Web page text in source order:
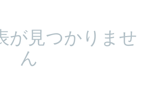
が見つかりませ
ん